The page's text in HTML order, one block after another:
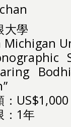
大學
Michigan
：US$1,000
：1年